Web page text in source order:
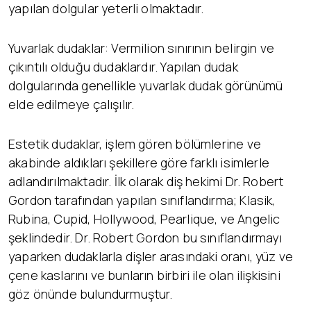
yapılan dolgular yeterli olmaktadır.
Yuvarlak dudaklar: Vermilion sınırının belirgin ve
çıkıntılı olduğu dudaklardır. Yapılan dudak
dolgularında genellikle yuvarlak dudak görünümü
elde edilmeye çalışılır.
Estetik dudaklar, işlem gören bölümlerine ve
akabinde aldıkları şekillere göre farklı isimlerle
adlandırılmaktadır. İlk olarak diş hekimi Dr. Robert
Gordon tarafından yapılan sınıflandırma; Klasik,
Rubina, Cupid, Hollywood, Pearlique, ve Angelic
şeklindedir. Dr. Robert Gordon bu sınıflandırmayı
yaparken dudaklarla dişler arasındaki oranı, yüz ve
çene kaslarını ve bunların birbiri ile olan ilişkisini
göz önünde bulundurmuştur.